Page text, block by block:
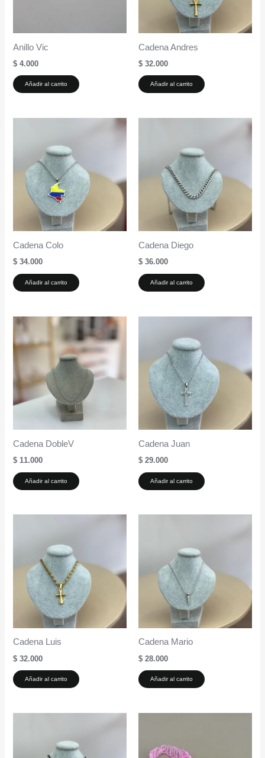
Anillo Vic
$ 4.000
Añadir al carrito
Cadena Andres
$ 32.000
Añadir al carrito
Cadena Colo
$ 34.000
Añadir al carrito
Cadena Diego
$ 36.000
Añadir al carrito
Cadena DobleV
$ 11.000
Añadir al carrito
Cadena Juan
$ 29.000
Añadir al carrito
Cadena Luis
$ 32.000
Añadir al carrito
Cadena Mario
$ 28.000
Añadir al carrito